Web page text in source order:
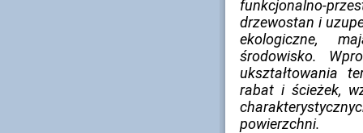
funkcjonalno-
drzewostan i
ekologiczne,
środowisko.
ukształtowania
rabat i ścieżek,
powierzchni.